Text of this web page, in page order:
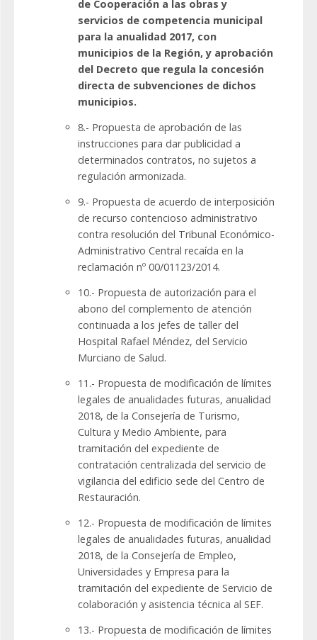
de Cooperación a las obras y
servicios de competencia municipal
para la anualidad 2017, con
municipios de la Región, y aprobación
del Decreto que regula la concesión
directa de subvenciones de dichos
municipios.
8.- Propuesta de aprobación de las
instrucciones para dar publicidad a
determinados contratos, no sujetos a
regulación armonizada.
9.- Propuesta de acuerdo de interposición
de recurso contencioso administrativo
contra resolución del Tribunal Económico-
Administrativo Central recaída en la
reclamación nº 00/01123/2014.
10.- Propuesta de autorización para el
abono del complemento de atención
continuada a los jefes de taller del
Hospital Rafael Méndez, del Servicio
Murciano de Salud.
11.- Propuesta de modificación de límites
legales de anualidades futuras, anualidad
2018, de la Consejería de Turismo,
Cultura y Medio Ambiente, para
tramitación del expediente de
contratación centralizada del servicio de
vigilancia del edificio sede del Centro de
Restauración.
12.- Propuesta de modificación de límites
legales de anualidades futuras, anualidad
2018, de la Consejería de Empleo,
Universidades y Empresa para la
tramitación del expediente de Servicio de
colaboración y asistencia técnica al SEF.
13.- Propuesta de modificación de límites